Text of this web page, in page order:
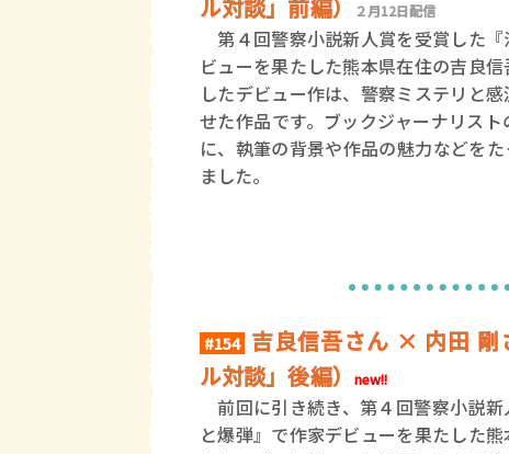
ル対談」前編）
２月12日配信
第４回警察小説新人賞を受賞した
ビューを果たした熊本県在住の吉良
したデビュー作は、警察ミステリと
せた作品です。ブックジャーナリス
に、執筆の背景や作品の魅力などを
ました。
#154 吉良信吾さん × 内田 剛
ル対談」後編）
new!!
前回に引き続き、第４回警察小説
と爆弾』で作家デビューを果たした